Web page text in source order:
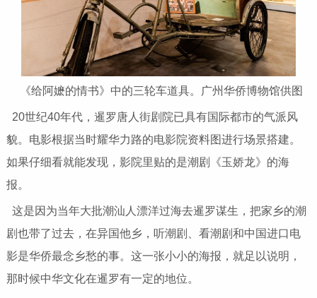
《给阿嬷的情书》中的三轮车道具。广州华侨博物馆供图
20世纪40年代，暹罗唐人街剧院已具有国际都市的气派风
貌。电影根据当时耀华力路的电影院资料图进行场景搭建。
如果仔细看就能发现，影院里贴的是潮剧《玉娇龙》的海
报。
这是因为当年大批潮汕人漂洋过海去暹罗谋生，把家乡的潮
剧也带了过去，在异国他乡，听潮剧、看潮剧和中国进口电
影是华侨最念乡愁的事。这一张小小的海报，就足以说明，
那时候中华文化在暹罗有一定的地位。